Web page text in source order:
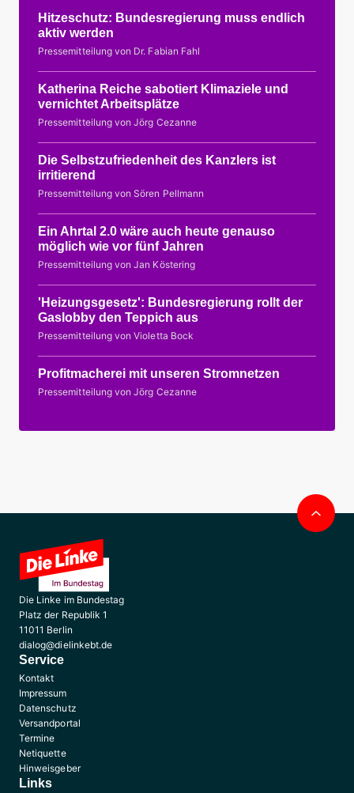
Hitzeschutz: Bundesregierung muss endlich
aktiv werden
Pressemitteilung von Dr. Fabian Fahl
Katherina Reiche sabotiert Klimaziele und
vernichtet Arbeitsplätze
Pressemitteilung von Jörg Cezanne
Die Selbstzufriedenheit des Kanzlers ist
irritierend
Pressemitteilung von Sören Pellmann
Ein Ahrtal 2.0 wäre auch heute genauso
möglich wie vor fünf Jahren
Pressemitteilung von Jan Köstering
'Heizungsgesetz': Bundesregierung rollt der
Gaslobby den Teppich aus
Pressemitteilung von Violetta Bock
Profitmacherei mit unseren Stromnetzen
Pressemitteilung von Jörg Cezanne
Die Linke im Bundestag
Platz der Republik 1
11011 Berlin
dialog@dielinkebt.de
Service
Kontakt
Impressum
Datenschutz
Versandportal
Termine
Netiquette
Hinweisgeber
Links